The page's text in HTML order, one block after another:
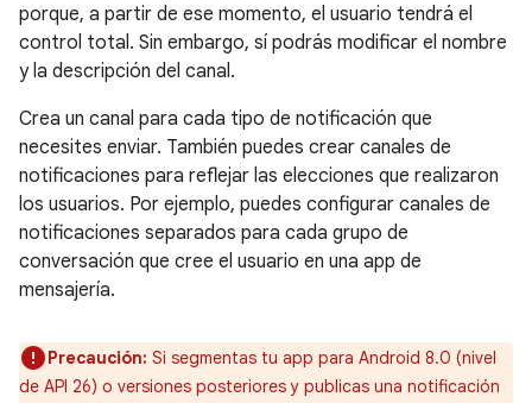
porque, a partir de ese momento, el usuario tendrá el
control total. Sin embargo, sí podrás modificar el nombre
y la descripción del canal.
Crea un canal para cada tipo de notificación que
necesites enviar. También puedes crear canales de
notificaciones para reflejar las elecciones que realizaron
los usuarios. Por ejemplo, puedes configurar canales de
notificaciones separados para cada grupo de
conversación que cree el usuario en una app de
mensajería.
Precaución: Si segmentas tu app para Android 8.0 (nivel
de API 26) o versiones posteriores y publicas una notificación